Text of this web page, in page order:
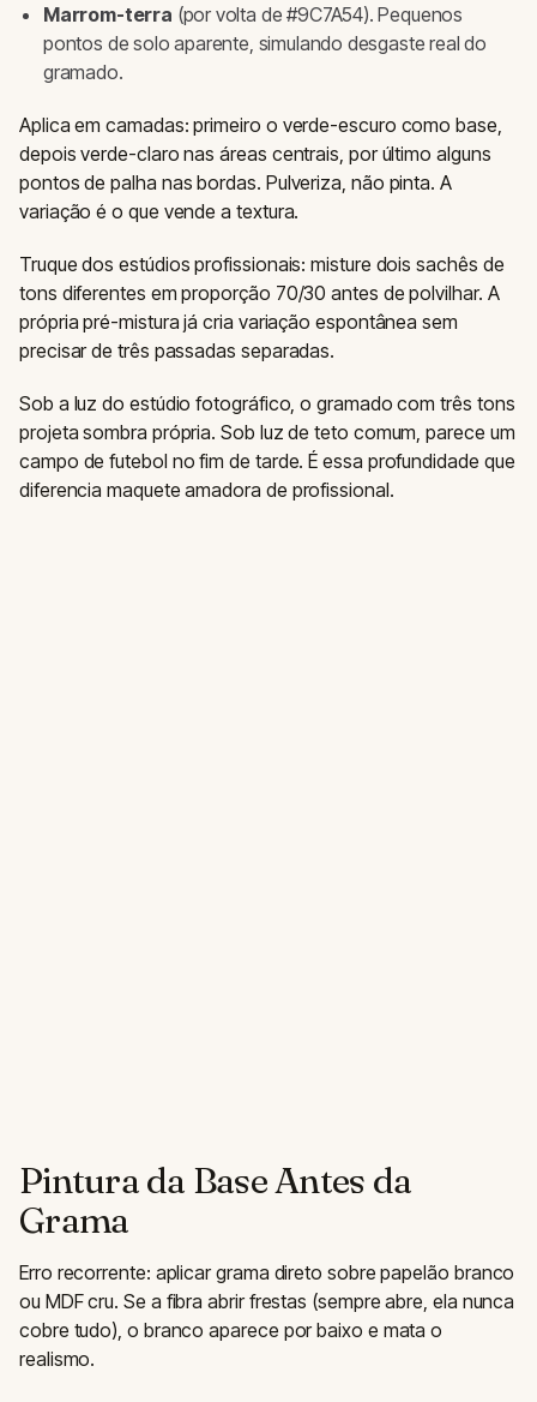
Marrom-terra (por volta de #9C7A54). Pequenos
pontos de solo aparente, simulando desgaste real do
gramado.
Aplica em camadas: primeiro o verde-escuro como base,
depois verde-claro nas áreas centrais, por último alguns
pontos de palha nas bordas. Pulveriza, não pinta. A
variação é o que vende a textura.
Truque dos estúdios profissionais: misture dois sachês de
tons diferentes em proporção 70/30 antes de polvilhar. A
própria pré-mistura já cria variação espontânea sem
precisar de três passadas separadas.
Sob a luz do estúdio fotográfico, o gramado com três tons
projeta sombra própria. Sob luz de teto comum, parece um
campo de futebol no fim de tarde. É essa profundidade que
diferencia maquete amadora de profissional.
Pintura da Base Antes da
Grama
Erro recorrente: aplicar grama direto sobre papelão branco
ou MDF cru. Se a fibra abrir frestas (sempre abre, ela nunca
cobre tudo), o branco aparece por baixo e mata o
realismo.